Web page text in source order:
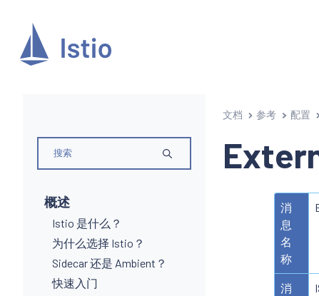
概述
Istio 是什么？
为什么选择 Istio？
Sidecar 还是 Ambient？
快速入门
文档 参考 配置
消
息
名
称
消